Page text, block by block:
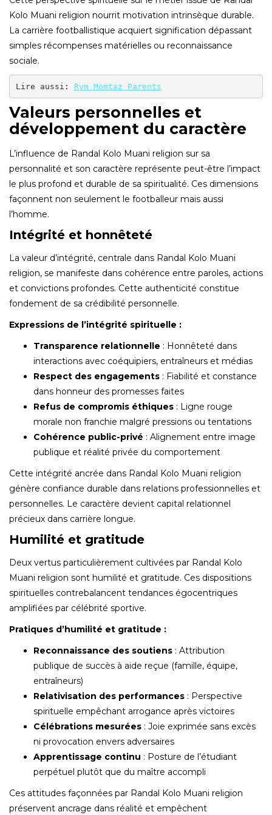
Kolo Muani religion nourrit motivation intrinsèque durable.
La carrière footballistique acquiert signification dépassant
simples récompenses matérielles ou reconnaissance
sociale.
Lire aussi: Rym Momtaz Parents
Valeurs personnelles et
développement du caractère
L’influence de Randal Kolo Muani religion sur sa
personnalité et son caractère représente peut-être l’impact
le plus profond et durable de sa spiritualité. Ces dimensions
façonnent non seulement le footballeur mais aussi
l’homme.
Intégrité et honnêteté
La valeur d’intégrité, centrale dans Randal Kolo Muani
religion, se manifeste dans cohérence entre paroles, actions
et convictions profondes. Cette authenticité constitue
fondement de sa crédibilité personnelle.
Expressions de l’intégrité spirituelle :
Transparence relationnelle : Honnêteté dans
interactions avec coéquipiers, entraîneurs et médias
Respect des engagements : Fiabilité et constance
dans honneur des promesses faites
Refus de compromis éthiques : Ligne rouge
morale non franchie malgré pressions ou tentations
Cohérence public-privé : Alignement entre image
publique et réalité privée du comportement
Cette intégrité ancrée dans Randal Kolo Muani religion
génère confiance durable dans relations professionnelles et
personnelles. Le caractère devient capital relationnel
précieux dans carrière longue.
Humilité et gratitude
Deux vertus particulièrement cultivées par Randal Kolo
Muani religion sont humilité et gratitude. Ces dispositions
spirituelles contrebalancent tendances égocentriques
amplifiées par célébrité sportive.
Pratiques d’humilité et gratitude :
Reconnaissance des soutiens : Attribution
publique de succès à aide reçue (famille, équipe,
entraîneurs)
Relativisation des performances : Perspective
spirituelle empêchant arrogance après victoires
Célébrations mesurées : Joie exprimée sans excès
ni provocation envers adversaires
Apprentissage continu : Posture de l’étudiant
perpétuel plutôt que du maître accompli
Ces attitudes façonnées par Randal Kolo Muani religion
préservent ancrage dans réalité et empêchent